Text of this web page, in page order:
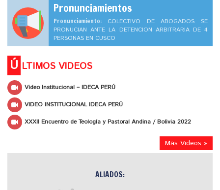
Pronunciamientos
Pronunciamiento: COLECTIVO DE ABOGADOS SE
PRONUCIAN ANTE LA DETENCION ARBITRARIA DE 4
PERSONAS EN CUSCO
Ú LTIMOS VIDEOS
Video Institucional – IDECA PERÚ
VIDEO INSTITUCIONAL IDECA PERÚ
XXXII Encuentro de Teología y Pastoral Andina / Bolivia 2022
Más Videos »
ALIADOS: